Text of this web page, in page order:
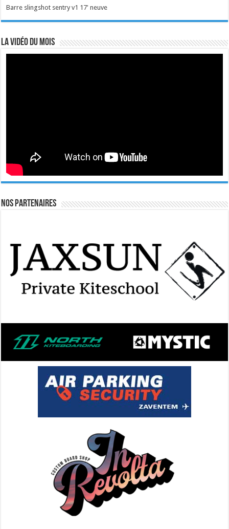
Barre slingshot sentry v1 17' neuve
La vidéo du mois
Nos Partenaires